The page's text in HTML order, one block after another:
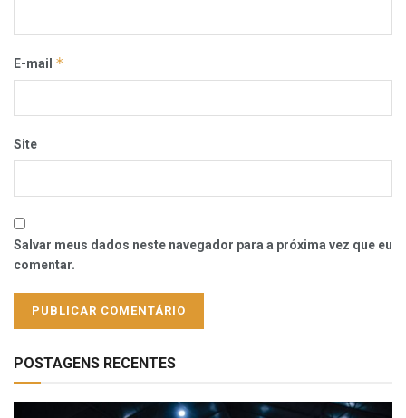
E-mail *
Site
Salvar meus dados neste navegador para a próxima vez que eu
comentar.
POSTAGENS RECENTES